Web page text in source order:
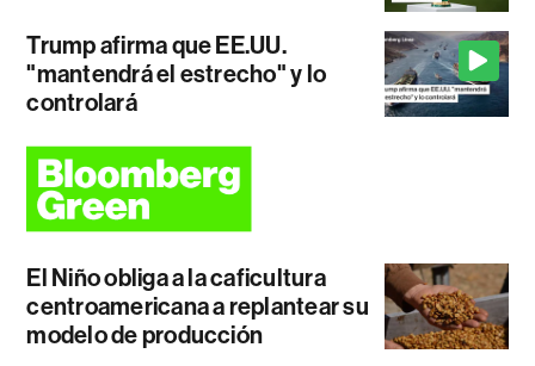
Trump afirma que EE.UU.
"mantendrá el estrecho" y lo
controlará
El Niño obliga a la caficultura
centroamericana a replantear su
modelo de producción